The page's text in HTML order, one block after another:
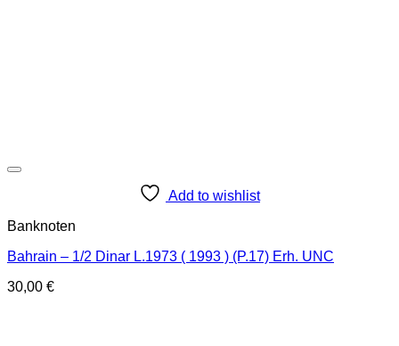
Add to wishlist
Banknoten
Bahrain – 1/2 Dinar L.1973 ( 1993 ) (P.17) Erh. UNC
30,00 €